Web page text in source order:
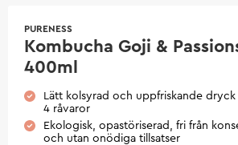
PURENESS
Kombucha Goji &
400ml
Lätt kolsyrad och uppfriskande
4 råvaror
Ekologisk, opastöriserad, fri från
och utan onödiga tillsatser